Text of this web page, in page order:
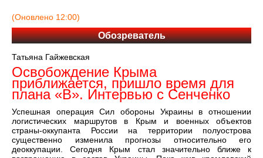
(Оновлено 12:00)
Обозреватель
Татьяна Гайжевская
Освобождение Крыма
приближается, пришло время для
плана «В». Интервью с Сенченко
Успешная операция Сил обороны Украины в отношении
логистических маршрутов в Крым и военных объектов
страны-оккупанта России на территории полуострова
существенно изменила прогнозы относительно его
деоккупации. Сегодня Крым стал значительно ближе к